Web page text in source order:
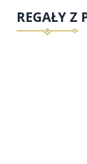
REGAŁY Z